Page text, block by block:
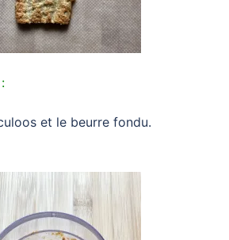
:
et le beurre fondu.